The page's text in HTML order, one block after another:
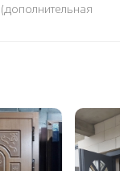
(дополнительная